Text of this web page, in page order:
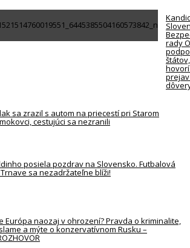
rady
sa zrazil s autom na priecestí pri Starom
cestujúci sa nezranili
posiela pozdrav na Slovensko. Futbalová
sa nezadržateľne blíži!
Európa naozaj v ohrození? Pravda o kriminalite,
a mýte o konzervatívnom Rusku –